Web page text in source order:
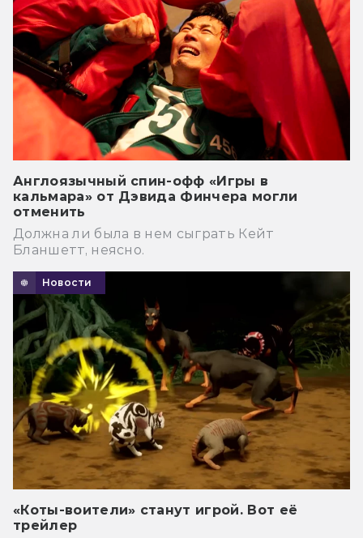
Англоязычный спин-офф «Игры в
кальмара» от Дэвида Финчера могли
отменить
Должна ли была в нем сыграть Кейт
Бланшетт, неясно.
Новости
«Коты-воители» станут игрой. Вот её
трейлер